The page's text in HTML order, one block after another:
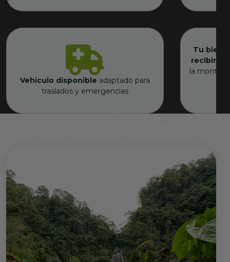
Vehículo disponible adaptado para
traslados y emergencias
Tu
recibirte.
la